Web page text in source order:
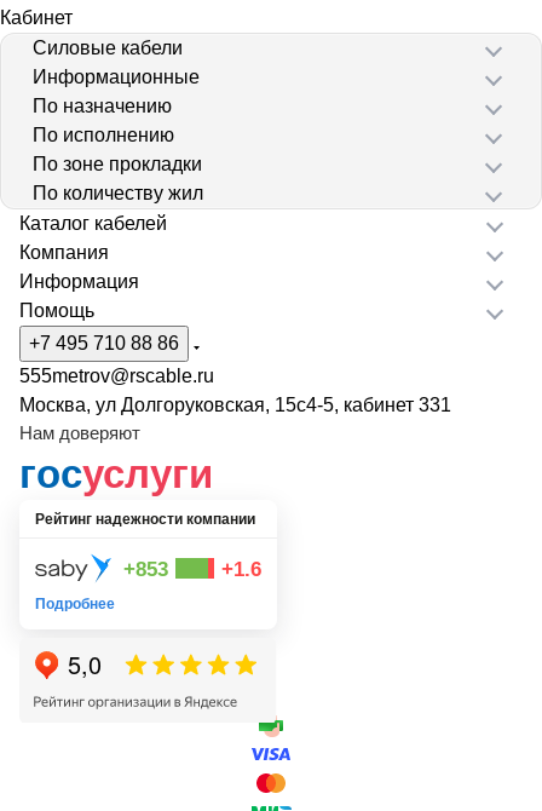
Кабинет
Силовые кабели
Информационные
По назначению
По исполнению
По зоне прокладки
По количеству жил
Каталог кабелей
Компания
Информация
Помощь
+7 495 710 88 86
555metrov@rscable.ru
Москва, ул Долгоруковская, 15с4-5, кабинет 331
Нам доверяют
госуслуги
Рейтинг надежности компании
+853 +1.6
Подробнее